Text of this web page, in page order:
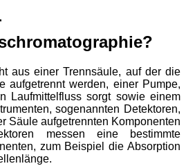
aus einer Trennsäule, auf der die
aufgetrennt werden, einer Pumpe,
Laufmittelfluss sorgt sowie einem
sogenannten Detektoren,
Säule aufgetrennten Komponenten
messen eine bestimmte
zum Beispiel die Absorption